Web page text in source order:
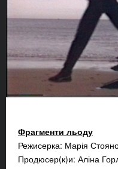
Фрагменти льоду
Режисерка: Марія
Продюсер(к)и: Аліна